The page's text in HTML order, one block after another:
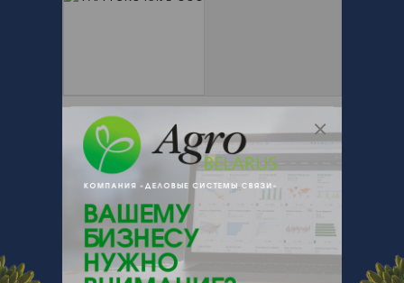
+ 375Показать телефоны
e-mail:
a:2:{s:5:"VALUE";a:0:
{}s:11:"DESCRIPTION";a:0:{}}
225612, , , , Дрогичин, Спортивная 12